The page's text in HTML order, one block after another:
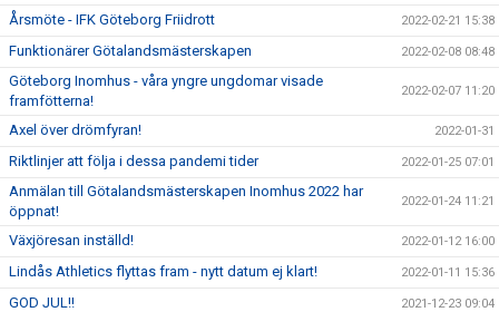
Årsmöte - IFK Göteborg Friidrott 2022-02-21 15:38
Funktionärer Götalandsmästerskapen 2022-02-08 08:48
Göteborg Inomhus - våra yngre ungdomar visade
framfötterna!
2022-02-07 11:20
Axel över drömfyran! 2022-01-31
Riktlinjer att följa i dessa pandemi tider 2022-01-25 07:01
Anmälan till Götalandsmästerskapen Inomhus 2022 har
öppnat!
2022-01-24 11:21
Växjöresan inställd! 2022-01-12 16:00
Lindås Athletics flyttas fram - nytt datum ej klart! 2022-01-11 15:36
GOD JUL!! 2021-12-23 09:04